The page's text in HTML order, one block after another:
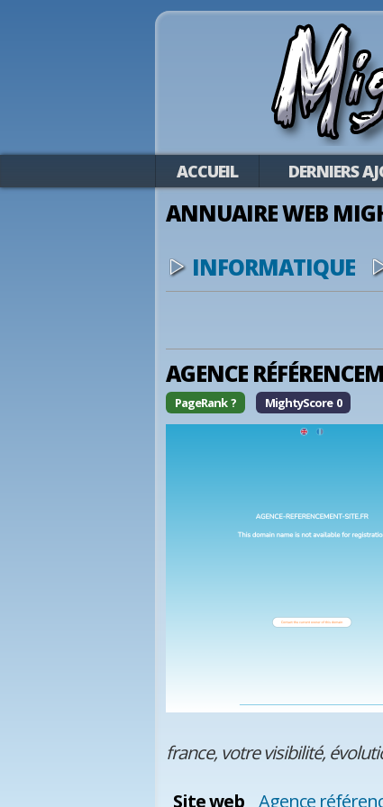
ACCUEIL DERNIERS
ANNUAIRE WEB
INFORMATIQUE
AGENCE
PageRank ? MightyScore 0
france, votre visibilité,
Site web Agence